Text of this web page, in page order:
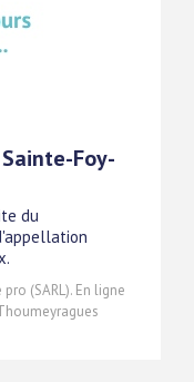
Foy-
du
pro (SARL). En ligne